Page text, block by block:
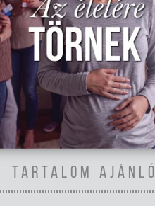
TARTALOM AJÁNLÓ